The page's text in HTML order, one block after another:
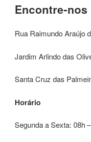
Encontre-nos
Rua Raimundo Araújo
Jardim Arlindo das
Santa Cruz das
Horário
Segunda a Sexta: 08h